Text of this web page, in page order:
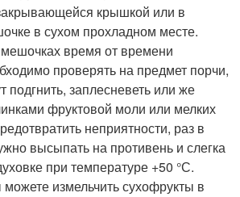
крышкой или в
в сухом прохладном месте.
время от времени
проверять на предмет порчи,
подгнить, заплесневеть или же
фруктовой моли или мелких
неприятности, раз в
высыпать на противень и слегка
при температуре +50 °С.
измельчить сухофрукты в